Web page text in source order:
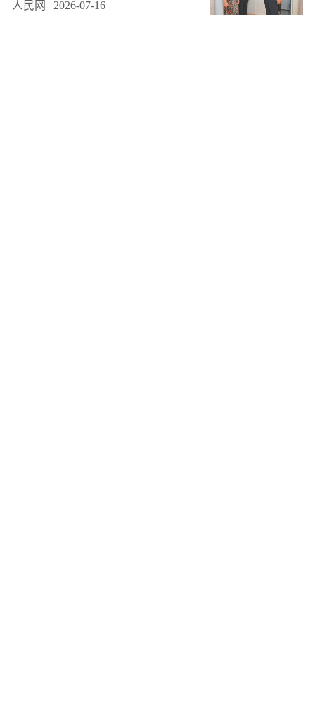
人民网 2026-07-16